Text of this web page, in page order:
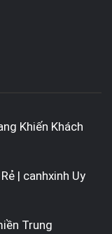
Khiến Khách
| canhxinh Uy
Trung